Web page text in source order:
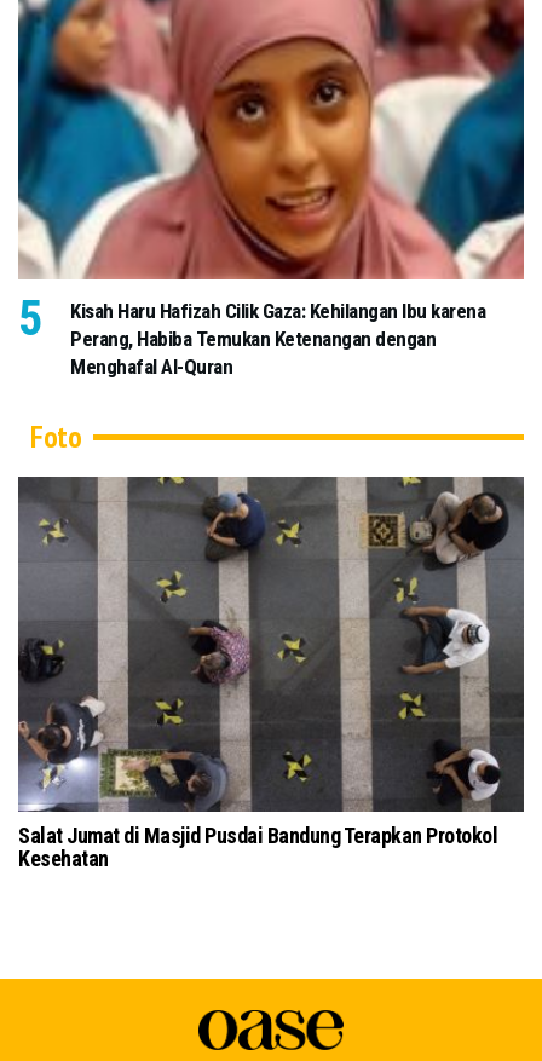
Kisah Haru Hafizah Cilik Gaza: Kehilangan Ibu karena
Perang, Habiba Temukan Ketenangan dengan
Menghafal Al-Quran
Foto
Bandung Terapkan Protokol
Tokoh Masyarakat dan